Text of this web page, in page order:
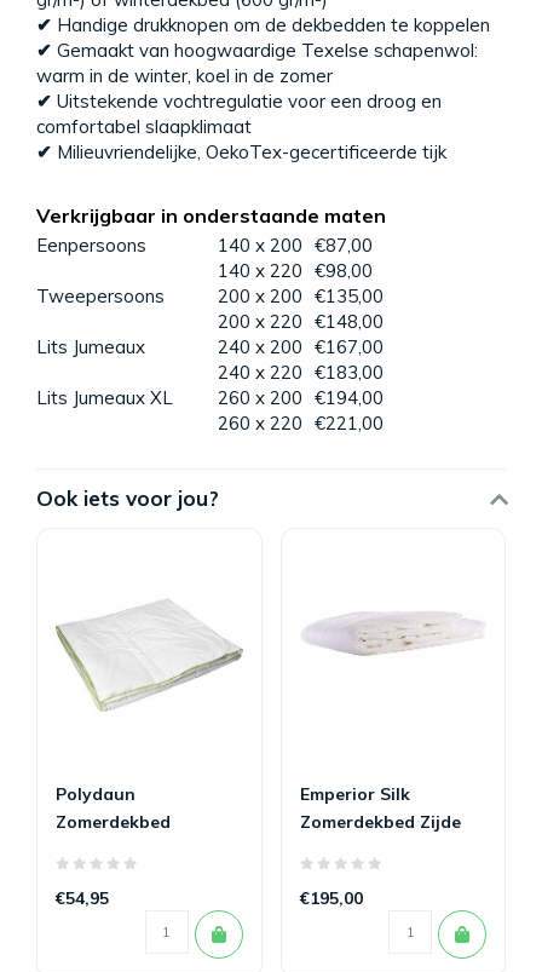
✔ Handige drukknopen om de dekbedden te koppelen
✔ Gemaakt van hoogwaardige Texelse schapenwol:
warm in de winter, koel in de zomer
✔ Uitstekende vochtregulatie voor een droog en
comfortabel slaapklimaat
✔ Milieuvriendelijke, OekoTex-gecertificeerde tijk
Verkrijgbaar in onderstaande maten
Eenpersoons 140 x 200 €87,00
140 x 220 €98,00
Tweepersoons
200 x 200 €135,00
200 x 220 €148,00
Lits Jumeaux
240 x 200 €167,00
240 x 220 €183,00
Lits Jumeaux XL
260 x 200 €194,00
260 x 220 €221,00
Ook iets voor jou?
Polydaun
Zomerdekbed
€54,95
Emperior Silk
Zomerdekbed Zijde
€195,00